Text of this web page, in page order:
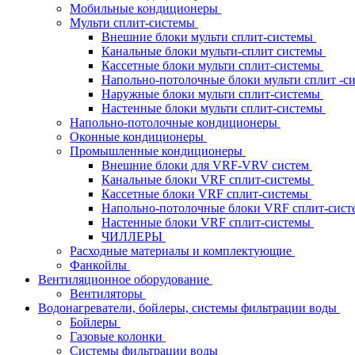
Мобильные кондиционеры
Мульти сплит-системы
Внешние блоки мульти сплит-системы
Канальные блоки мульти-сплит системы
Кассетные блоки мульти сплит-системы
Напольно-потолочные блоки мульти сплит -
Наружные блоки мульти сплит-системы
Настенные блоки мульти сплит-системы
Напольно-потолочные кондиционеры
Оконные кондиционеры
Промышленные кондиционеры
Внешние блоки для VRF-VRV систем
Канальные блоки VRF сплит-системы
Кассетные блоки VRF сплит-системы
Напольно-потолочные блоки VRF сплит-
Настенные блоки VRF сплит-системы
ЧИЛЛЕРЫ
Расходные материалы и комплектующие
Фанкойлы
Вентиляционное оборудование
Вентиляторы
Водонагреватели, бойлеры, системы фильтрации воды
Бойлеры
Газовые колонки
Системы фильтрации воды